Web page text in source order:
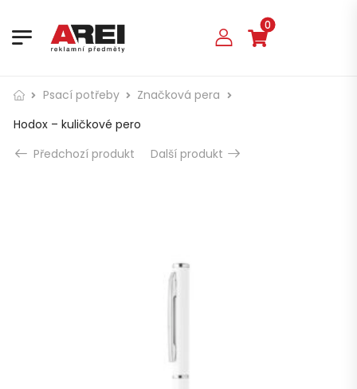
0
Psací potřeby
Značková pera
Hodox – kuličkové pero
Předchozí produkt
Další produkt